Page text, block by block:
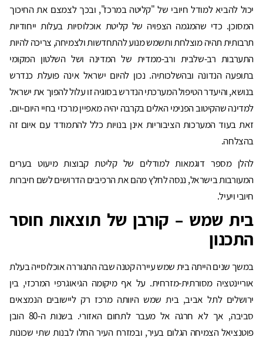
יכול להביא למודל חיובי של "קליטה במרכז", ובכך לצמצם את החיכוך
המסוכן. כדי שהמגמה הצפויה של קליטת אוכלוסיות בעלות ייחודיות
תרבותית תהיה מוצלחת ותשמש מנוע להתחדשות ולצמיחה, צריכה להיות
התערבות רב-שלבית ורב-ממדית של המדינה ושל השלטון המקומי
בתופעה הנדונה ובהשלכותיה. נכון להיום ישראל אינה פועלת כנדרש
בנושא, והיעדר הטיפול המערכתי הנדרש בסוגיה זו עלול להפוך את ישראל
למדינה שהקיטוב הפנימי האלים בקרבה יהיה מאפיין מרכזי בחיי היום-יום.
זאת בעוד המערכות הציבוריות אינן בנויות כלל להתמודד עם איום זה
בהצלחה.
להלן מספר דוגמאות למודלים של קליטת קבוצות מיעוט בערים
המעורבות בישראל, ננסה לחלץ מהם את הרכיבים הדרושים לשם חיברות
חיובי ויעיל.
בית שמש – קורבן של תוצאות חוסר
התכנון
במשך שנים הייתה בית שמש עיירה קטנה שבה התגוררה אוכלוסייה בעלת
אוריינטציה מסורתית-מזרחית. על אף מיקומה הגיאוגרפי המרכזי, בין
ירושלים לתל אביב, בית שמש היוותה מרכז רק ליישובים הנמצאים
סביבה, אך לא חרגה אל מעבר לתחום האזורי. בשנות ה-80 הובן
פוטנציאל הצמיחה הגלום בעיר, ובמזרח העיר החלו לבנות שתי שכונות